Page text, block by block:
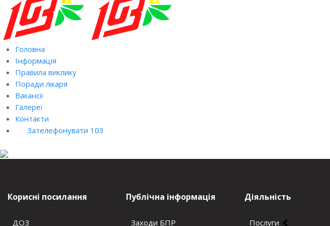
Головна
Інформація
Правила виклику
Поради лікаря
Вакансії
Галереї
Контакти
Зателефонувати 103
Корисні посилання
ДОЗ
Публічна інформація
Заходи БПР
Діяльність
Послуги